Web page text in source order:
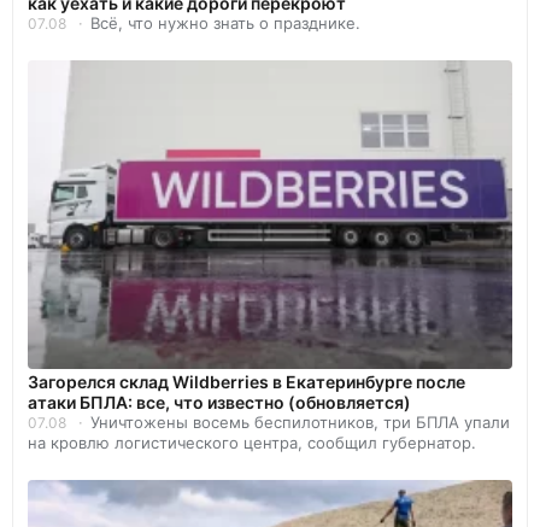
07.08 Всё, что нужно знать о празднике.
Загорелся склад Wildberries в Екатеринбурге после
атаки БПЛА: все, что известно (обновляется)
07.08
Уничтожены восемь беспилотников, три БПЛА упали
на кровлю логистического центра, сообщил губернатор.